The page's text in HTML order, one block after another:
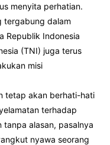
menyita perhatian.
tergabung dalam
Republik Indonesia
(TNI) juga terus
misi
tetap akan berhati-hati
terhadap
tanpa alasan, pasalnya
nyawa seorang